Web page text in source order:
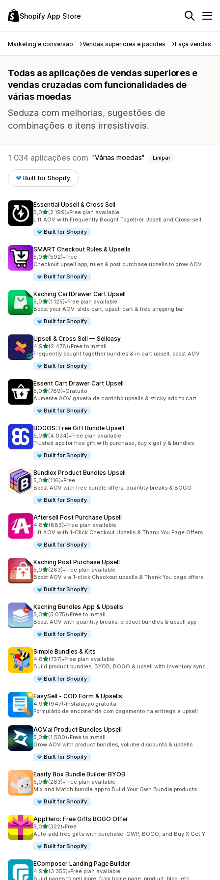
Shopify App Store
Marketing e conversão Vendas superiores e pacotes Faça vendas
Todas as aplicações de vendas superiores e
vendas cruzadas com funcionalidades de
várias moedas
Seduza com melhorias, sugestões de
combinações e itens irresistíveis.
1 034 aplicações com Várias moedas Limpar
Built for Shopify
Essential Upsell & Cross Sell
5,0de 5 estrelas
(2.199)
2199 total de avaliações
•Free plan available
Lift AOV with Frequently Bought Together Upsell and Cross-sell
Built for Shopify
SMART Checkout Rules & Upsells
5,0de 5 estrelas
(592)
592 total de avaliações
•Free
Checkout upsell app, rules & post purchase upsells to grow AOV
Built for Shopify
Kaching CartDrawer Cart Upsell
5,0de 5 estrelas
(1.125)
1125 total de avaliações
•Free plan available
Boost your AOV: slide cart, upsell cart & free shipping bar
Built for Shopify
Upsell & Cross Sell — Selleasy
4,9de 5 estrelas
(2.478)
2478 total de avaliações
•Free to install
Frequently bought together bundles & in cart upsell, boost AOV
Built for Shopify
Essent Cart Drawer Cart Upsell
5,0de 5 estrelas
(789)
789 total de avaliações
•Gratuito
Aumente AOV gaveta de carrinho upsells & sticky add to cart
Built for Shopify
BOGOS: Free Gift Bundle Upsell
5,0de 5 estrelas
(4.034)
4034 total de avaliações
•Free plan available
Trusted app for free gift with purchase, buy x get y & bundles
Built for Shopify
Bundlex Product Bundles Upsell
5,0de 5 estrelas
(116)
116 total de avaliações
•Free
Boost AOV with free bundle offers, quantity breaks & BOGO
Built for Shopify
Aftersell Post Purchase Upsell
4,8de 5 estrelas
(883)
883 total de avaliações
•Free plan available
Lift AOV with 1-Click Checkout Upsells & Thank You Page Offers
Built for Shopify
Kaching Post Purchase Upsell
5,0de 5 estrelas
(283)
283 total de avaliações
•Free plan available
Boost AOV via 1-click Checkout upsells & Thank You page offers
Built for Shopify
Kaching Bundles App & Upsells
5,0de 5 estrelas
(5.075)
5075 total de avaliações
•Free to install
Boost AOV with quantity breaks, product bundles & upsell app
Built for Shopify
Simple Bundles & Kits
4,8de 5 estrelas
(737)
737 total de avaliações
•Free plan available
Build product bundles, BYOB, BOGO & upsell with inventory sync
Built for Shopify
EasySell ‑ COD Form & Upsells
4,9de 5 estrelas
(947)
947 total de avaliações
•Instalação gratuita
Formulário de encomenda com pagamento na entrega e upsell
AOV.ai Product Bundles Upsell
5,0de 5 estrelas
(1.500)
1500 total de avaliações
•Free to install
Grow AOV with product bundles, volume discounts & upsells
Built for Shopify
Easify Box Bundle Builder BYOB
5,0de 5 estrelas
(263)
263 total de avaliações
•Free plan available
Mix and Match bundle app to Build Your Own Bundle products
Built for Shopify
AppHero: Free Gifts BOGO Offer
5,0de 5 estrelas
(322)
322 total de avaliações
•Free
Auto-add free gifts with purchase: GWP, BOGO, and Buy X Get Y
Built for Shopify
EComposer Landing Page Builder
4,9de 5 estrelas
(3.355)
3355 total de avaliações
•Free plan available
Build pages to sell more, from home page, product, blog, etc.